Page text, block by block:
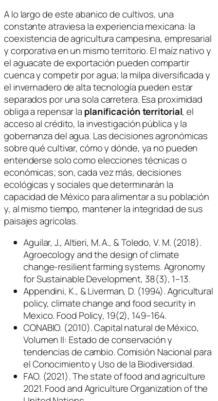
A lo largo de este abanico de cultivos, una
constante atraviesa la experiencia mexicana: la
coexistencia de agricultura campesina, empresarial
y corporativa en un mismo territorio. El maíz nativo y
el aguacate de exportación pueden compartir
cuenca y competir por agua; la milpa diversificada y
el invernadero de alta tecnología pueden estar
separados por una sola carretera. Esa proximidad
obliga a repensar la planificación territorial, el
acceso al crédito, la investigación pública y la
gobernanza del agua. Las decisiones agronómicas
sobre qué cultivar, cómo y dónde, ya no pueden
entenderse solo como elecciones técnicas o
económicas; son, cada vez más, decisiones
ecológicas y sociales que determinarán la
capacidad de México para alimentar a su población
y, al mismo tiempo, mantener la integridad de sus
paisajes agrícolas.
Aguilar, J., Altieri, M. A., & Toledo, V. M. (2018).
Agroecology and the design of climate
change-resilient farming systems. Agronomy
for Sustainable Development, 38(3), 1–13.
Appendini, K., & Liverman, D. (1994). Agricultural
policy, climate change and food security in
Mexico. Food Policy, 19(2), 149–164.
CONABIO. (2010). Capital natural de México,
Volumen II: Estado de conservación y
tendencias de cambio. Comisión Nacional para
el Conocimiento y Uso de la Biodiversidad.
FAO. (2021). The state of food and agriculture
2021. Food and Agriculture Organization of the